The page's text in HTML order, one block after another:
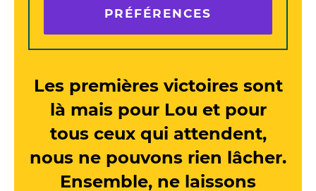
PRÉFÉRENCES
Les premières victoires sont
là mais pour Lou et pour
tous ceux qui attendent,
nous ne pouvons rien lâcher.
Ensemble, ne laissons